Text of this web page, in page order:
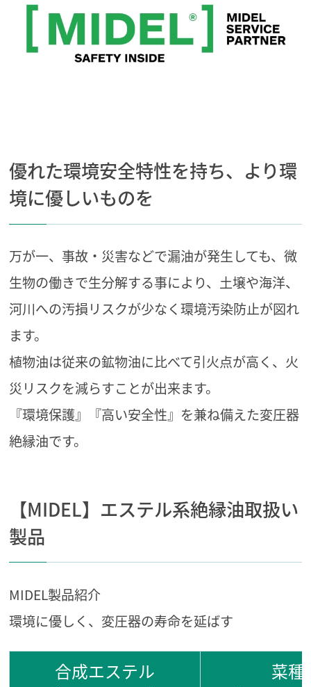
優れた環境安全特性を持ち、より環
境に優しいものを
万が一、事故・災害などで漏油が発生しても、微
生物の働きで生分解する事により、土壌や海洋、
河川への汚損リスクが少なく環境汚染防止が図れ
ます。
植物油は従来の鉱物油に比べて引火点が高く、火
災リスクを減らすことが出来ます。
『環境保護』『高い安全性』を兼ね備えた変圧器
絶縁油です。
【MIDEL】エステル系絶縁油取扱い
製品
MIDEL製品紹介
環境に優しく、変圧器の寿命を延ばす
合成エステル
菜種